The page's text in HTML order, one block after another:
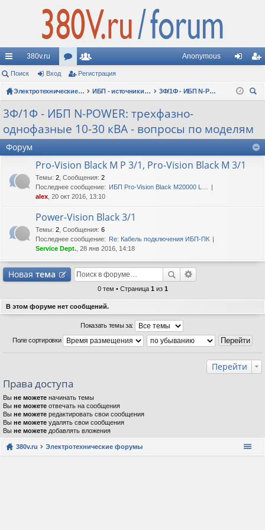
с
ы
лк
и
380v.ru
ор
ум
ы
ол
ьз
ов
ат
и
Anonymous
д ис
ац
ия
Поиск Вход Регистрация
Электротехнические форумы ИБП - источники бесперебойного питания
3Ф/1Ф - ИБП N-POWER: трехфазно-однофазные 10-30 кВА - вопросы по моделям
3Ф/1Ф - ИБП N-POWER: трехфазно-
однофазные 10-30 кВА - вопросы по моделям
Форум
Pro-Vision Black M P 3/1, Pro-Vision Black M 3/1
Темы: 2 Сообщения: 2
Последнее сообщение: ИБП Pro-Vision Black M20000 L…
alex , 20 окт 2016, 13:10
Power-Vision Black 3/1
Темы: 2 Сообщения: 6
Последнее сообщение: Re: Кабель подключения ИБП-ПК
Service Dept. , 28 янв 2016, 14:18
Новая тема
0 тем • Страница 1 из 1
В этом форуме нет сообщений.
Показать темы за:
Поле сортировки
Перейти
Права доступа
Вы не можете начинать темы
Вы не можете отвечать на сообщения
Вы не можете редактировать свои сообщения
Вы не можете удалять свои сообщения
Вы не можете добавлять вложения
380v.ru Электротехнические форумы